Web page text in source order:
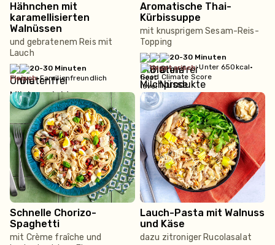
Hähnchen mit
karamellisierten
Walnüssen
und gebratenem Reis mit
Lauch
20-30 Minuten
fleisch•Familienfreundlich
Aromatische Thai-
Kürbissuppe
mit knusprigem Sesam-Reis-
Topping
20-30 Minuten
vegetarisch•Unter 650kcal•
Good Climate Score
Schnelle Chorizo-
Spaghetti
mit Crème fraîche und
Lauch-Pasta mit Walnuss
und Käse
dazu zitroniger Rucolasalat